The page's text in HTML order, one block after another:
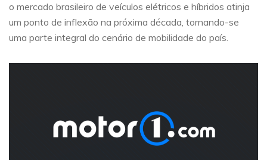
o mercado brasileiro de veículos elétricos e híbridos atinja
um ponto de inflexão na próxima década, tornando-se
uma parte integral do cenário de mobilidade do país.